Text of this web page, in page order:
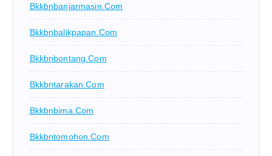
Bkkbnbanjarmasin.com
Bkkbnbalikpapan.com
Bkkbnbontang.com
Bkkbntarakan.com
Bkkbnbima.com
Bkkbntomohon.com